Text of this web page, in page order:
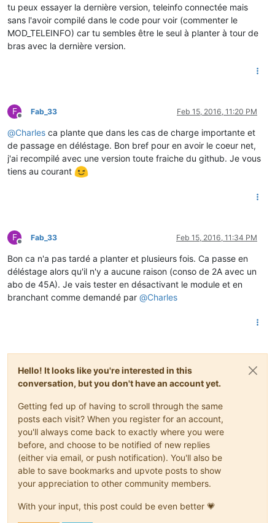
tu peux essayer la dernière version, teleinfo connectée mais
sans l'avoir compilé dans le code pour voir (commenter le
MOD_TELEINFO) car tu sembles être le seul à planter à tour de
bras avec la dernière version.
F
Offline
Fab_33 Feb 15, 2016, 11:20 PM
@Charles ca plante que dans les cas de charge importante et
de passage en déléstage. Bon bref pour en avoir le coeur net,
j'ai recompilé avec une version toute fraiche du github. Je vous
tiens au courant
F
Offline
Fab_33 Feb 15, 2016, 11:34 PM
Bon ca n'a pas tardé a planter et plusieurs fois. Ca passe en
déléstage alors qu'il n'y a aucune raison (conso de 2A avec un
abo de 45A). Je vais tester en désactivant le module et en
branchant comme demandé par @Charles
Hello! It looks like you're interested in this
conversation, but you don't have an account yet.
Getting fed up of having to scroll through the same
posts each visit? When you register for an account,
you'll always come back to exactly where you were
before, and choose to be notified of new replies
(either via email, or push notification). You'll also be
able to save bookmarks and upvote posts to show
your appreciation to other community members.
With your input, this post could be even better 💗